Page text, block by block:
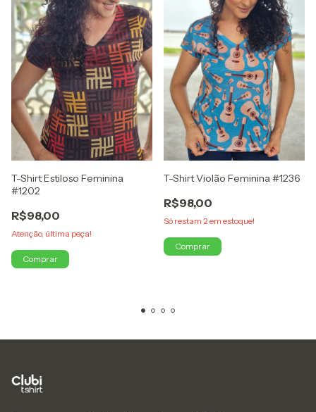
T-Shirt Estiloso Feminina
#1202
R$98,00
Atenção, última peça!
Comprar
T-Shirt Violão Feminina #1236
R$98,00
Só restam 2 em estoque!
Comprar